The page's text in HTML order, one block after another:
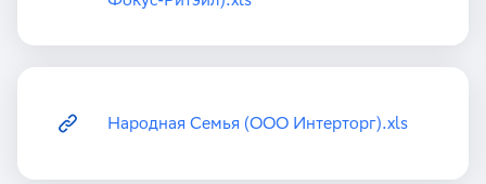
Народная Семья (ООО Интерторг).xls